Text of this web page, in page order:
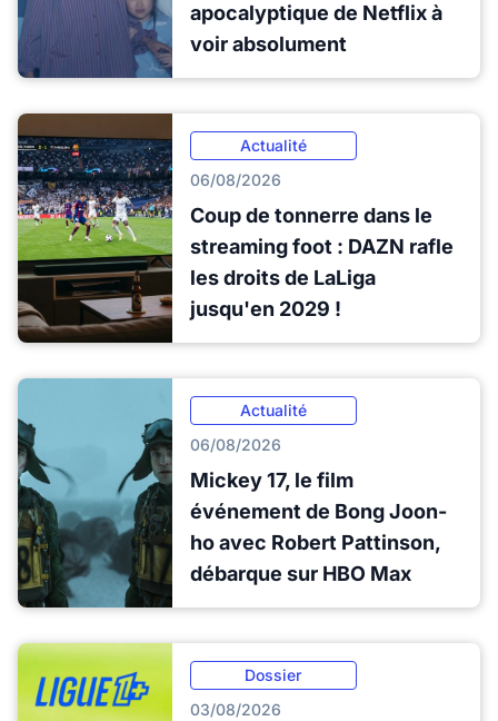
apocalyptique de Netflix à
voir absolument
Actualité
06/08/2026
Coup de tonnerre dans le
streaming foot : DAZN rafle
les droits de LaLiga
jusqu'en 2029 !
Actualité
06/08/2026
Mickey 17, le film
événement de Bong Joon-
ho avec Robert Pattinson,
débarque sur HBO Max
Dossier
03/08/2026